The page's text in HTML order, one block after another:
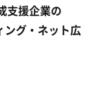
支援企業の
グ・ネット広